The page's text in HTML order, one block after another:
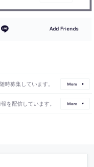
Add Friends
時募集しています。 More
を配信しています。 More